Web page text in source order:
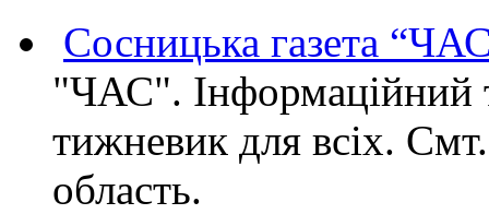
Сосницька газета
"ЧАС". Інформаційний
тижневик для всіх.
область.